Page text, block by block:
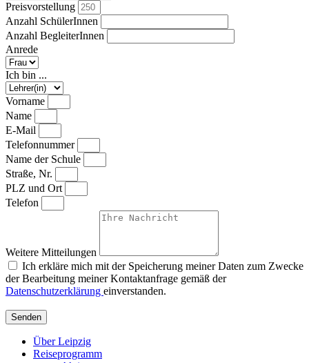
Preisvorstellung
Anzahl SchülerInnen
Anzahl BegleiterInnen
Anrede
Ich bin ...
Vorname
Name
E-Mail
Telefonnummer
Name der Schule
Straße, Nr.
PLZ und Ort
Telefon
Weitere Mitteilungen
Ich erkläre mich mit der Speicherung meiner Daten zum Zwecke
der Bearbeitung meiner Kontaktanfrage gemäß der
Datenschutzerklärung einverstanden.
Senden
Über Leipzig
Reiseprogramm